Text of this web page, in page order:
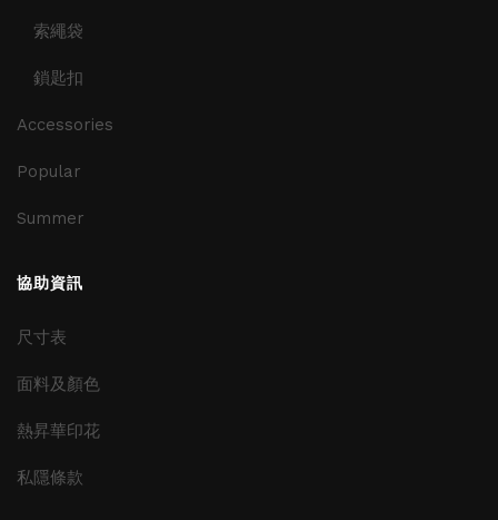
索繩袋
鎖匙扣
Accessories
Popular
Summer
協助資訊
尺寸表
面料及顏色
熱昇華印花
私隱條款